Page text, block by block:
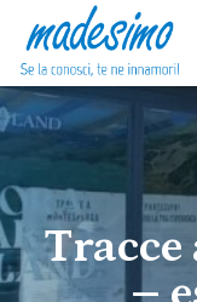
Vai al contenuto
Tracce